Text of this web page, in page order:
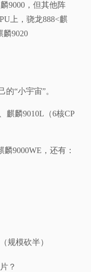
9000，但其他阵
上，骁龙888<麒
麟9020
“小宇宙”。
麒麟9010L（6核CP
9000WE，还有：
规模砍半）
？